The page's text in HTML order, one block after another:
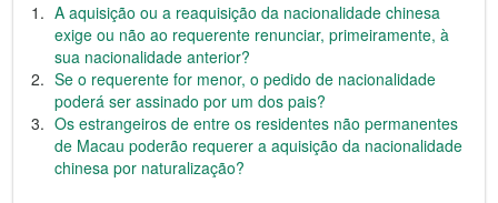
A aquisição ou a reaquisição da nacionalidade chinesa
exige ou não ao requerente renunciar, primeiramente, à
sua nacionalidade anterior?
Se o requerente for menor, o pedido de nacionalidade
poderá ser assinado por um dos pais?
Os estrangeiros de entre os residentes não permanentes
de Macau poderão requerer a aquisição da nacionalidade
chinesa por naturalização?